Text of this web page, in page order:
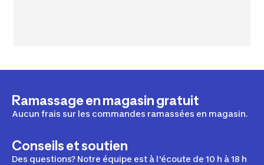
Ramassage en magasin gratuit
Aucun frais sur les commandes ramassées en magasin.
Conseils et soutien
Des questions? Notre équipe est à l'écoute de 10 h à 18 h